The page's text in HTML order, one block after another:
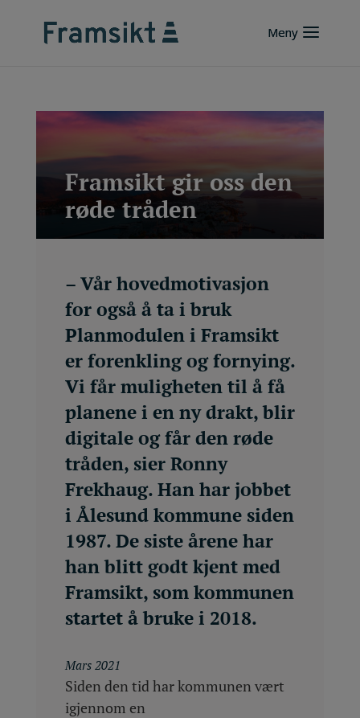
Framsikt gir oss den
røde tråden
– Vår hovedmotivasjon
for også å ta i bruk
Planmodulen i Framsikt
er forenkling og fornying.
Vi får muligheten til å få
planene i en ny drakt, blir
digitale og får den røde
tråden, sier Ronny
Frekhaug. Han har jobbet
i Ålesund kommune siden
1987. De siste årene har
han blitt godt kjent med
Framsikt, som kommunen
startet å bruke i 2018.
Mars 2021
Siden den tid har kommunen vært
igjennom en